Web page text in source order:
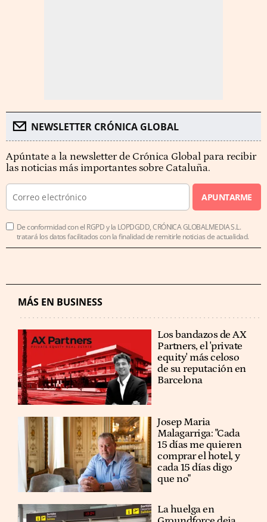
NEWSLETTER CRÓNICA GLOBAL
Apúntate a la newsletter de Crónica Global para recibir
las noticias más importantes sobre Cataluña.
APUNTARME
De conformidad con el RGPD y la LOPDGDD, CRÓNICA GLOBALMEDIA S.L.
tratará los datos facilitados con la finalidad de remitirle noticias de actualidad.
MÁS EN BUSINESS
Los bandazos de AX
Partners, el 'private
equity' más celoso
de su reputación en
Barcelona
​​Josep Maria
Malagarriga: "Cada
15 días me quieren
comprar el hotel, y
cada 15 días digo
que no"
La huelga en